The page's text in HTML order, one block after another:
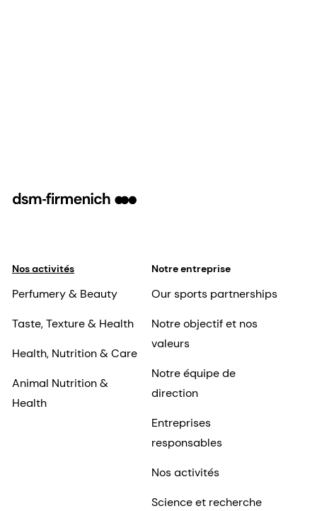
Nos activités
Perfumery & Beauty
Taste, Texture & Health
Health, Nutrition & Care
Animal Nutrition &
Health
Notre entreprise
Our sports partnerships
Notre objectif et nos
valeurs
Notre équipe de
direction
Entreprises
responsables
Nos activités
Science et recherche